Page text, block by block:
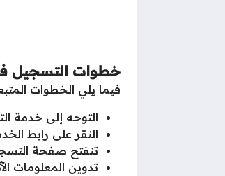
خطوات التسجيل
فيما يلي الخطوات
التوجه إلى خدمة
النقر على رابط
تنفتح صفحة
تدوين المعلومات